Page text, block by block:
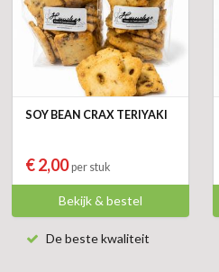
SOY BEAN CRAX TERIYAKI
€ 2,00per stuk
Bekijk & bestel
De beste kwaliteit